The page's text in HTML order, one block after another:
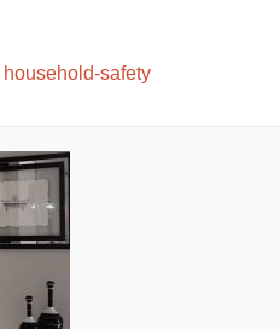
household-safety